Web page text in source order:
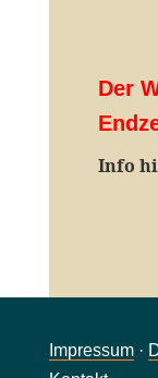
Der
Info
Impressum·